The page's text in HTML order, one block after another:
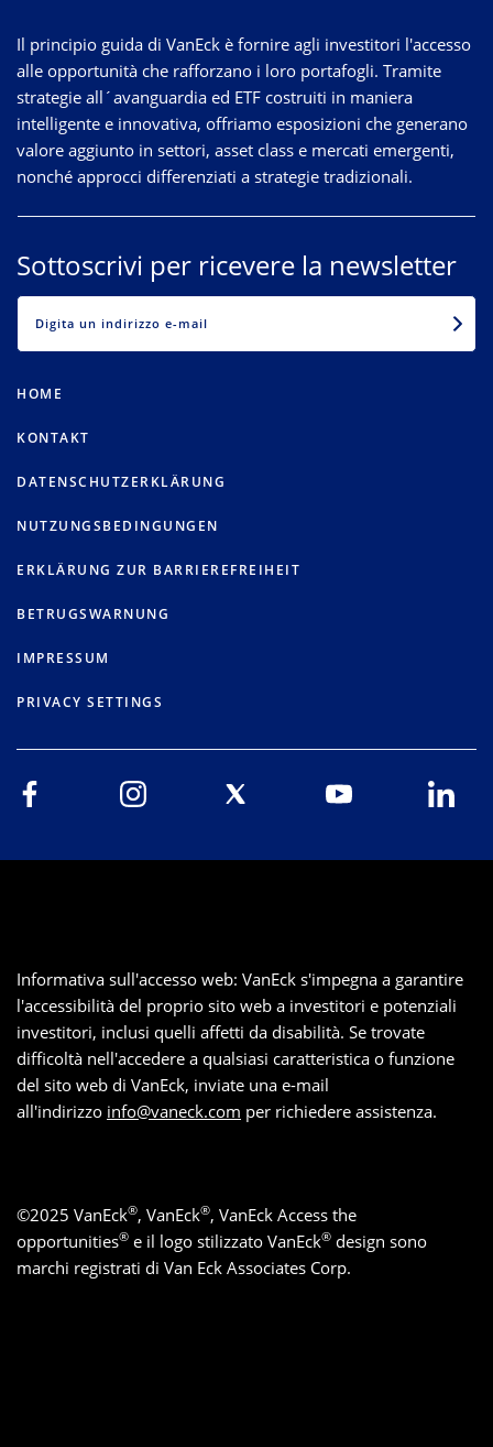
Il principio guida di VanEck è fornire agli investitori l'accesso
alle opportunità che rafforzano i loro portafogli. Tramite
strategie all´avanguardia ed ETF costruiti in maniera
intelligente e innovativa, offriamo esposizioni che generano
valore aggiunto in settori, asset class e mercati emergenti,
nonché approcci differenziati a strategie tradizionali.
Sottoscrivi per ricevere la newsletter
HOME
KONTAKT
DATENSCHUTZERKLÄRUNG
NUTZUNGSBEDINGUNGEN
ERKLÄRUNG ZUR BARRIEREFREIHEIT
BETRUGSWARNUNG
IMPRESSUM
PRIVACY SETTINGS
Informativa sull'accesso web: VanEck s'impegna a garantire
l'accessibilità del proprio sito web a investitori e potenziali
investitori, inclusi quelli affetti da disabilità. Se trovate
difficoltà nell'accedere a qualsiasi caratteristica o funzione
del sito web di VanEck, inviate una e-mail
all'indirizzo info@vaneck.com per richiedere assistenza.
©2025 VanEck®, VanEck®, VanEck Access the
opportunities® e il logo stilizzato VanEck® design sono
marchi registrati di Van Eck Associates Corp.